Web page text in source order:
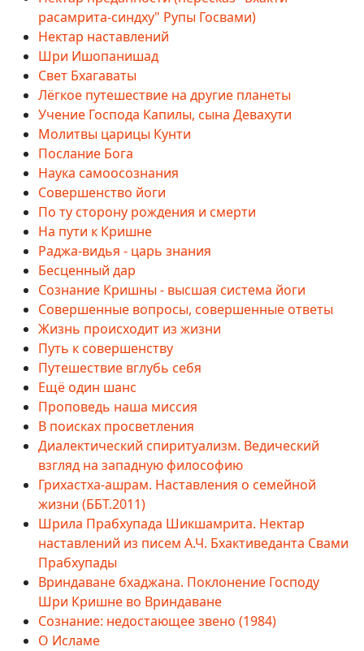
расамрита-синдху" Рупы Госвами)
Нектар наставлений
Шри Ишопанишад
Свет Бхагаваты
Лёгкое путешествие на другие планеты
Учение Господа Капилы, сына Девахути
Молитвы царицы Кунти
Послание Бога
Наука самоосознания
Совершенство йоги
По ту сторону рождения и смерти
На пути к Кришне
Раджа-видья - царь знания
Бесценный дар
Сознание Кришны - высшая система йоги
Совершенные вопросы, совершенные ответы
Жизнь происходит из жизни
Путь к совершенству
Путешествие вглубь себя
Ещё один шанс
Проповедь наша миссия
В поисках просветления
Диалектический спиритуализм. Ведический
взгляд на западную философию
Грихастха-ашрам. Наставления о семейной
жизни (ББТ.2011)
Шрила Прабхупада Шикшамрита. Нектар
наставлений из писем А.Ч. Бхактиведанта Свами
Прабхупады
Вриндаване бхаджана. Поклонение Господу
Шри Кришне во Вриндаване
Сознание: недостающее звено (1984)
О Исламе